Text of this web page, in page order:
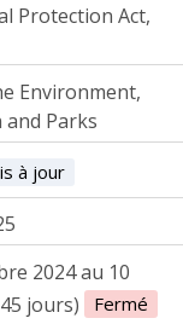
Protection Act,
Environment,
Parks
à jour
2024 au 10
jours)
Fermé